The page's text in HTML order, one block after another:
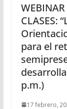
CLASES:
para el
p.m.)
17 febrero,